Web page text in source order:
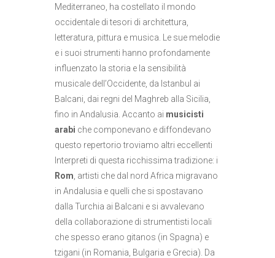
Mediterraneo, ha costellato il mondo
occidentale di tesori di architettura,
letteratura, pittura e musica. Le sue melodie
e i suoi strumenti hanno profondamente
influenzato la storia e la sensibilità
musicale dell’Occidente, da Istanbul ai
Balcani, dai regni del Maghreb alla Sicilia,
fino in Andalusia. Accanto ai musicisti
arabi che componevano e diffondevano
questo repertorio troviamo altri eccellenti
Interpreti di questa ricchissima tradizione: i
Rom , artisti che dal nord Africa migravano
in Andalusia e quelli che si spostavano
dalla Turchia ai Balcani e si avvalevano
della collaborazione di strumentisti locali
che spesso erano gitanos (in Spagna) e
tzigani (in Romania, Bulgaria e Grecia). Da